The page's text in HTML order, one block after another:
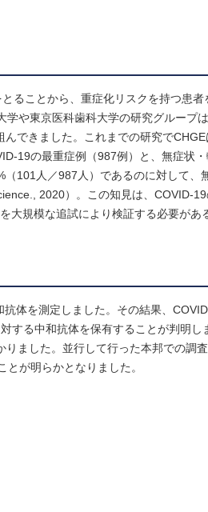
ることから、重症化リスクを持つ患者
や東京医科歯科大学の研究グループ
できました。これまでの研究で
19の最重症例（987例）と、無症状
101人／987人）であるのに対して、
2020）。この知見は、COVID-
規模な追試により検証する必要があ
体を測定しました。その結果、
する中和抗体を保有することが判明し
ました。並行して行った本邦での調査
が明らかとなりました。